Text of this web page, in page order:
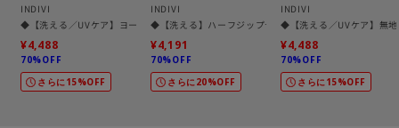
POINT.2
マイページでお気に入り一覧をチェックでき、
自分だけのお買い物リストがつくれる♪
-・-・-・-・-・-・-・-・-・-・-・-・-・-・-・-・-・-・-・-・-・-
INDIVI
◆【洗える／UVケア】ヨークフリルブラウス
¥4,488
70%OFF
さらに15%OFF
INDIVI
◆【洗える】ハーフジップデザインブラウス
¥4,191
70%OFF
さらに20%OFF
INDIVI
◆【洗える／UVケア】無
¥4,488
70%OFF
さらに15%OFF